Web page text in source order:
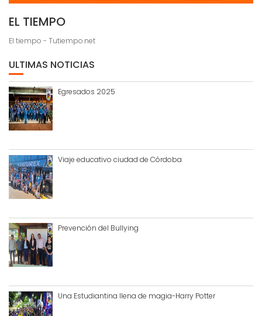
EL TIEMPO
El tiempo - Tutiempo.net
ULTIMAS NOTICIAS
Egresados 2025
Viaje educativo ciudad de Córdoba
Prevención del Bullying
Una Estudiantina llena de magia-Harry Potter